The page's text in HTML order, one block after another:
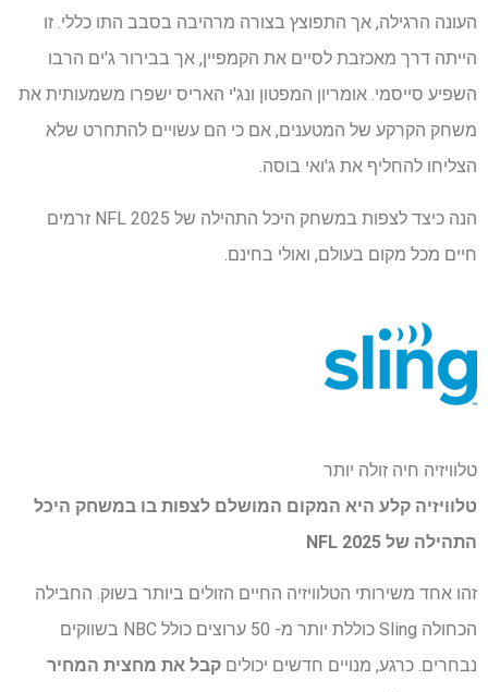
העונה הרגילה, אך התפוצץ בצורה מרהיבה בסבב התו כללי. זו
הייתה דרך מאכזבת לסיים את הקמפיין, אך בבירור ג'ים הרבו
השפיע סייסמי. אומריון המפטון ונג'י האריס ישפרו משמעותית את
משחק הקרקע של המטענים, אם כי הם עשויים להתחרט שלא
הצליחו להחליף את ג'ואי בוסה.
הנה כיצד לצפות במשחק היכל התהילה של NFL 2025 זרמים
חיים מכל מקום בעולם, ואולי בחינם.
טלוויזיה חיה זולה יותר
טלוויזיה קלע היא המקום המושלם לצפות בו במשחק היכל
התהילה של NFL 2025
זהו אחד משירותי הטלוויזיה החיים הזולים ביותר בשוק. החבילה
הכחולה Sling כוללת יותר מ- 50 ערוצים כולל NBC בשווקים
נבחרים. כרגע, מנויים חדשים יכולים קבל את מחצית המחיר